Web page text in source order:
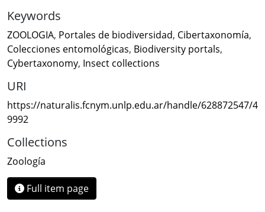
Keywords
ZOOLOGIA, Portales de biodiversidad, Cibertaxonomía,
Colecciones entomológicas, Biodiversity portals,
Cybertaxonomy, Insect collections
URI
https://naturalis.fcnym.unlp.edu.ar/handle/628872547/4
9992
Collections
Zoología
Full item page